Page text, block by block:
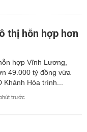
thị hỗn hợp hơn
hợp Vĩnh Lương,
49.000 tỷ đồng vừa
Khánh Hòa trình...
trước